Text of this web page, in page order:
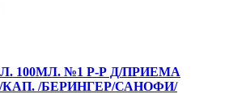
100МЛ. №1 Р-Р Д/ПРИЕМА
/БЕРИНГЕР/САНОФИ/